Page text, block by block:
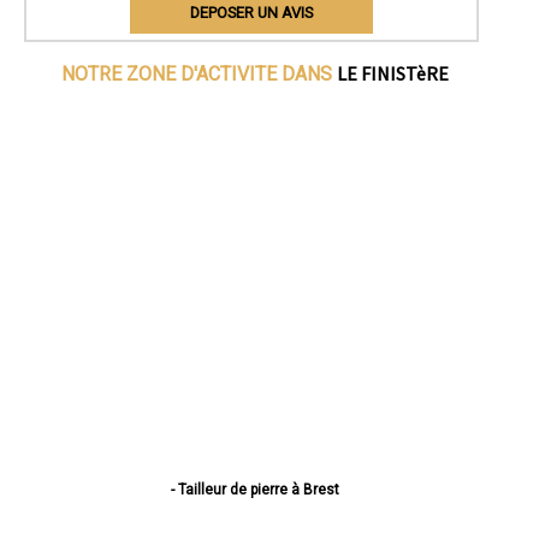
DEPOSER UN AVIS
NOTRE ZONE D'ACTIVITE DANS LE FINISTèRE
- Tailleur de pierre à Brest